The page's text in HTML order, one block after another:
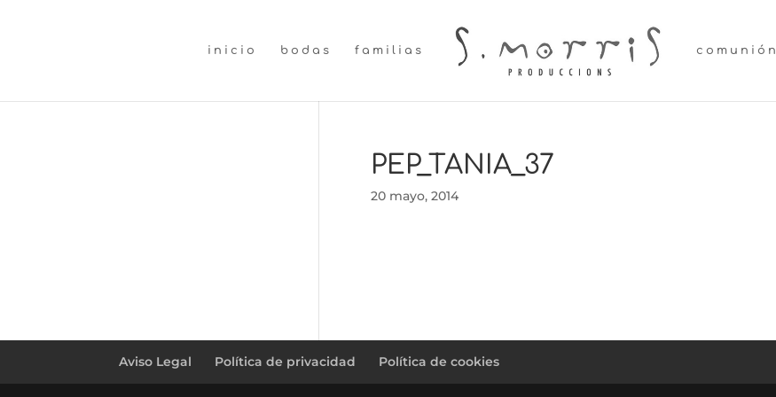
inicio bodas familias comunión
PEP_TANIA_37
20 mayo, 2014
Aviso Legal Política de privacidad Política de cookies